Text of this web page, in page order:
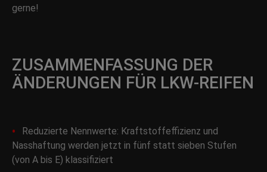
gerne!
ZUSAMMENFASSUNG DER
ÄNDERUNGEN FÜR LKW-REIFEN
Reduzierte Nennwerte: Kraftstoffeffizienz und
Nasshaftung werden jetzt in fünf statt sieben Stufen
(von A bis E) klassifiziert